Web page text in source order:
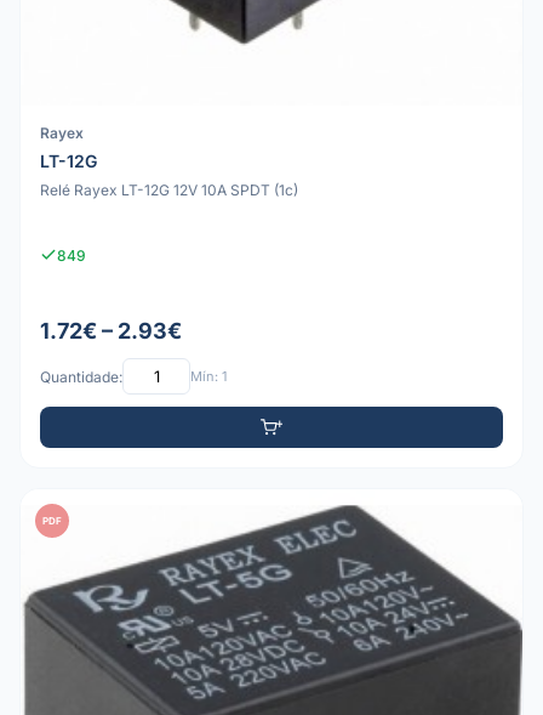
Rayex
LT-12G
Relé Rayex LT-12G 12V 10A SPDT (1c)
849
1.72€ – 2.93€
Quantidade: Mín: 1
PDF